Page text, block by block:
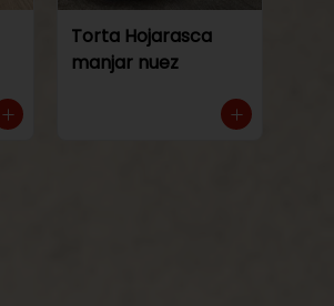
Torta Hojarasca
manjar nuez